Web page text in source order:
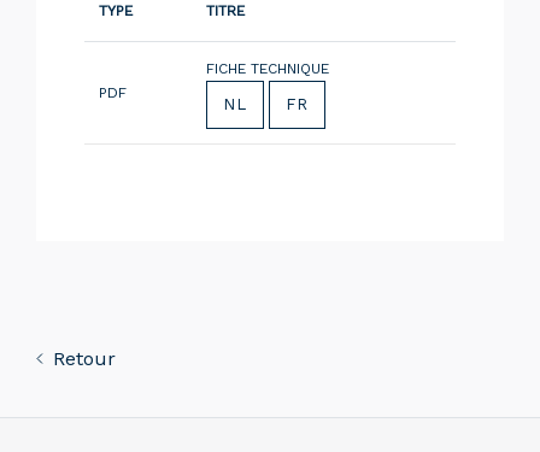
TYPE TITRE
PDF
FICHE TECHNIQUE
NL FR
Retour